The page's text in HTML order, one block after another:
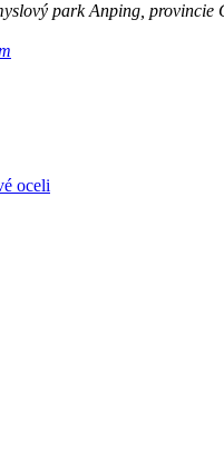
park Anping, provincie
oceli